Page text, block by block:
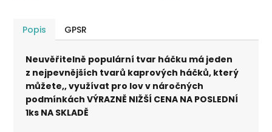
Popis GPSR
Neuvěřitelně populární tvar háčku má jeden
z nejpevnějších tvarů kaprových háčků, který
můžete,, využívat pro lov v náročných
podmínkách VÝRAZNĚ NIŽŠÍ CENA NA POSLEDNÍ
1ks NA SKLADĚ